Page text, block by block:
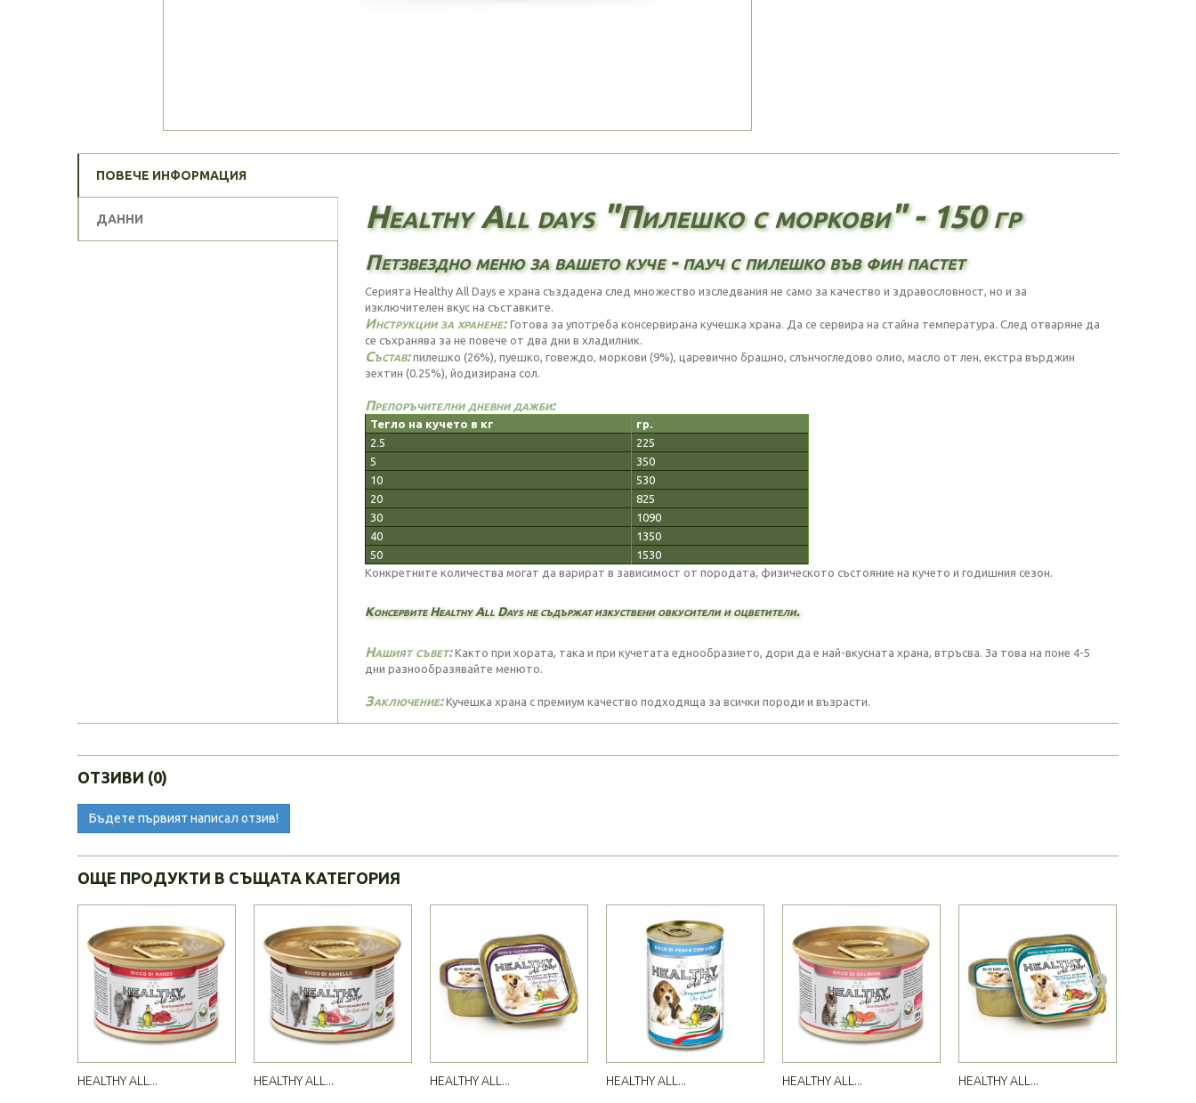
ПОВЕЧЕ ИНФОРМАЦИЯ
ДАННИ Healthy All days "Пилешко с моркови" - 150 гр
Петзвездно меню за вашето куче - пауч с пилешко във фин пастет
Серията Healthy All Days е храна създадена след множество изследвания не само за качество и здравословност, но и за
изключителен вкус на съставките.
Инструкции за хранене: Готова за употреба консервирана кучешка храна. Да се сервира на стайна температура. След отваряне да
се съхранява за не повече от два дни в хладилник.
Състав:пилешко (26%), пуешко, говеждо, моркови (9%), царевично брашно, слънчогледово олио, масло от лен, екстра върджин
зехтин (0.25%), йодизирана сол.
Препоръчителни дневни дажби:
Тегло на кучето в кг
гр.
2.5
225
5
350
10
530
20
825
30
1090
40
1350
50
1530
Конкретните количества могат да варират в зависимост от породата, физическото състояние на кучето и годишния сезон.
Консервите Healthy All Days не съдържат изкуствени овкусители и оцветители.
Нашият съвет:Както при хората, така и при кучетата еднообразието, дори да е най-вкусната храна, втръсва. За това на поне 4-5
дни разнообразявайте менюто.
Заключение:Кучешка храна с премиум качество подходяща за всички породи и възрасти.
ОТЗИВИ (0)
Бъдете първият написал отзив!
ОЩЕ ПРОДУКТИ В СЪЩАТА КАТЕГОРИЯ
HEALTHY ALL... HEALTHY ALL... HEALTHY ALL... HEALTHY ALL... HEALTHY ALL... HEALTHY ALL...